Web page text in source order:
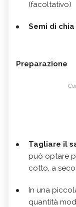
(facoltativo)
Semi di chia
Preparazione
Tagliare il
può optare
cotto, a
In una
quantità